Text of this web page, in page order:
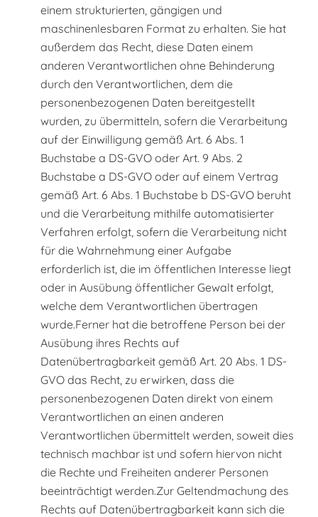
einem strukturierten, gängigen und
maschinenlesbaren Format zu erhalten. Sie hat
außerdem das Recht, diese Daten einem
anderen Verantwortlichen ohne Behinderung
durch den Verantwortlichen, dem die
personenbezogenen Daten bereitgestellt
wurden, zu übermitteln, sofern die Verarbeitung
auf der Einwilligung gemäß Art. 6 Abs. 1
Buchstabe a DS-GVO oder Art. 9 Abs. 2
Buchstabe a DS-GVO oder auf einem Vertrag
gemäß Art. 6 Abs. 1 Buchstabe b DS-GVO beruht
und die Verarbeitung mithilfe automatisierter
Verfahren erfolgt, sofern die Verarbeitung nicht
für die Wahrnehmung einer Aufgabe
erforderlich ist, die im öffentlichen Interesse liegt
oder in Ausübung öffentlicher Gewalt erfolgt,
welche dem Verantwortlichen übertragen
wurde.Ferner hat die betroffene Person bei der
Ausübung ihres Rechts auf
Datenübertragbarkeit gemäß Art. 20 Abs. 1 DS-
GVO das Recht, zu erwirken, dass die
personenbezogenen Daten direkt von einem
Verantwortlichen an einen anderen
Verantwortlichen übermittelt werden, soweit dies
technisch machbar ist und sofern hiervon nicht
die Rechte und Freiheiten anderer Personen
beeinträchtigt werden.Zur Geltendmachung des
Rechts auf Datenübertragbarkeit kann sich die